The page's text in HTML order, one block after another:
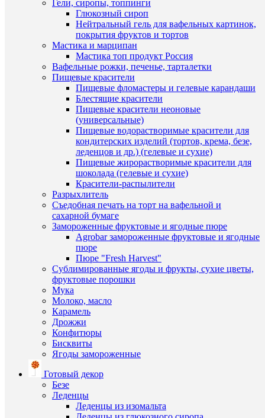
Гели, сиропы, топпинги
Глюкозный сироп
Нейтральный гель для вафельных картинок,
покрытия фруктов и тортов
Мастика и марципан
Мастика топ продукт Россия
Вафельные рожки, печенье, тарталетки
Пищевые красители
Пищевые фломастеры и гелевые карандаши
Блестящие красители
Пищевые красители неоновые
(универсальные)
Пищевые водорастворимые красители для
кондитерских изделий (тортов, крема, безе,
леденцов и др.) (гелевые и сухие)
Пищевые жирорастворимые красители для
шоколада (гелевые и сухие)
Красители-распылители
Разрыхлитель
Съедобная печать на торт на вафельной и
сахарной бумаге
Замороженные фруктовые и ягодные пюре
Agrobar замороженные фруктовые и ягодные
пюре
Пюре "Fresh Harvest"
Сублимированные ягоды и фрукты, сухие цветы,
фруктовые порошки
Мука
Молоко, масло
Карамель
Дрожжи
Конфитюры
Бисквиты
Ягоды замороженные
Готовый декор
Безе
Леденцы
Леденцы из изомальта
Купить
К
В
наличии
Быстрый
150
В
Быстрый
100